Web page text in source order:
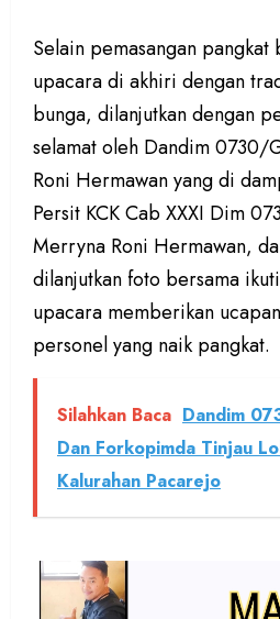
Selain pemasangan
upacara di akhiri dengan
bunga, dilanjutkan dengan
selamat oleh Dandim 0730/
Roni Hermawan yang di
Persit KCK Cab XXXI Dim
Merryna Roni Hermawan,
dilanjutkan foto bersama
upacara memberikan
personel yang naik pangkat.
Silahkan Baca Dandim
Dan Forkopimda Tinjau
Kalurahan Pacarejo